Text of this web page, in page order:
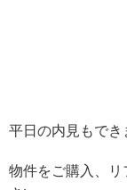
平日の内見もでき
物件をご購入、